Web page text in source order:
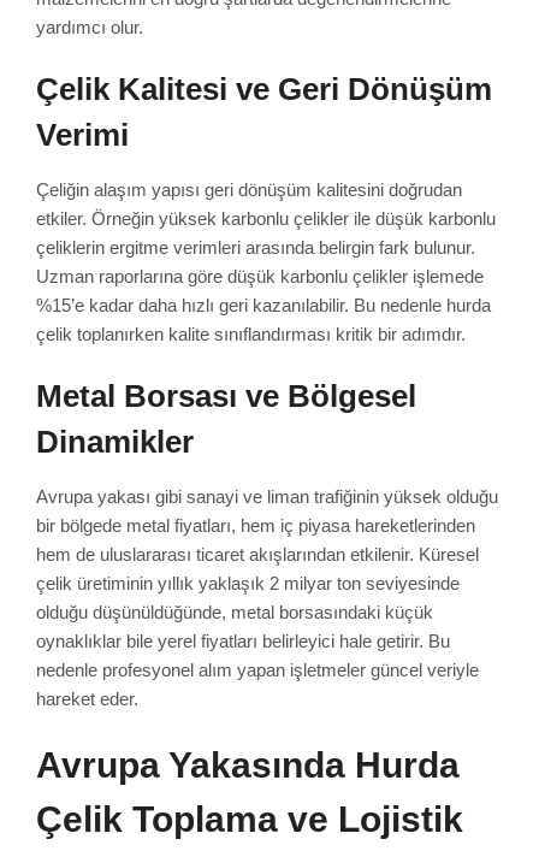
yardımcı olur.
Çelik Kalitesi ve Geri Dönüşüm
Verimi
Çeliğin alaşım yapısı geri dönüşüm kalitesini doğrudan
etkiler. Örneğin yüksek karbonlu çelikler ile düşük karbonlu
çeliklerin ergitme verimleri arasında belirgin fark bulunur.
Uzman raporlarına göre düşük karbonlu çelikler işlemede
%15’e kadar daha hızlı geri kazanılabilir. Bu nedenle hurda
çelik toplanırken kalite sınıflandırması kritik bir adımdır.
Metal Borsası ve Bölgesel
Dinamikler
Avrupa yakası gibi sanayi ve liman trafiğinin yüksek olduğu
bir bölgede metal fiyatları, hem iç piyasa hareketlerinden
hem de uluslararası ticaret akışlarından etkilenir. Küresel
çelik üretiminin yıllık yaklaşık 2 milyar ton seviyesinde
olduğu düşünüldüğünde, metal borsasındaki küçük
oynaklıklar bile yerel fiyatları belirleyici hale getirir. Bu
nedenle profesyonel alım yapan işletmeler güncel veriyle
hareket eder.
Avrupa Yakasında Hurda
Çelik Toplama ve Lojistik